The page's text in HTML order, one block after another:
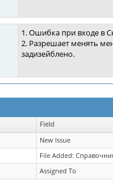
1. Ошибка при входе в
2. Разрешает менять
задизейблено.
Field
New Issue
File Added:
Assigned To